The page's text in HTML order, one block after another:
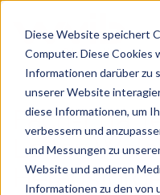
Diese Website speichert
Computer. Diese Cookies
Informationen darüber zu
unserer Website
diese Informationen, um
verbessern und
und Messungen zu
Website und anderen
Informationen zu den von
Suche
Es gibt keine
Fach-Erfa
Leiter: